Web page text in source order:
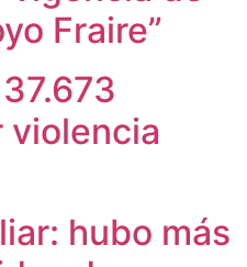
Fraire”
violencia
hubo más